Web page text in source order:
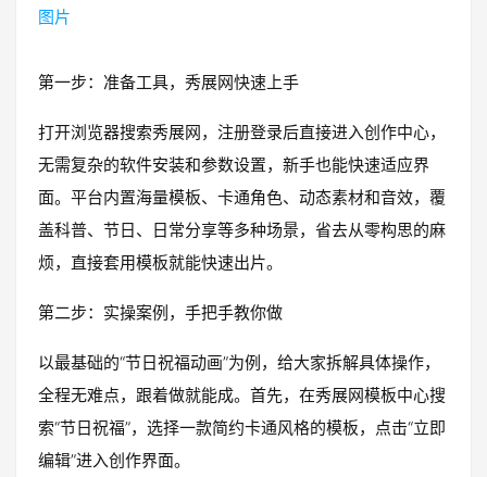
第一步：准备工具，秀展网快速上手
打开浏览器搜索秀展网，注册登录后直接进入创作中心，
无需复杂的软件安装和参数设置，新手也能快速适应界
面。平台内置海量模板、卡通角色、动态素材和音效，覆
盖科普、节日、日常分享等多种场景，省去从零构思的麻
烦，直接套用模板就能快速出片。
第二步：实操案例，手把手教你做
以最基础的“节日祝福动画”为例，给大家拆解具体操作，
全程无难点，跟着做就能成。首先，在秀展网模板中心搜
索“节日祝福”，选择一款简约卡通风格的模板，点击“立即
编辑”进入创作界面。